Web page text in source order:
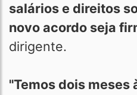
salários e direitos
novo acordo seja
dirigente.
"Temos dois meses